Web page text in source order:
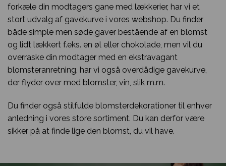
forkæle din modtagers gane med lækkerier, har vi et
stort udvalg af gavekurve i vores webshop. Du finder
både simple men søde gaver bestående af en blomst
og lidt lækkert f.eks. en øl eller chokolade, men vil du
overraske din modtager med en ekstravagant
blomsteranretning, har vi også overdådige gavekurve,
der flyder over med blomster, vin, slik m.m.
Du finder også stilfulde blomsterdekorationer til enhver
anledning i vores store sortiment. Du kan derfor være
sikker på at finde lige den blomst, du vil have.